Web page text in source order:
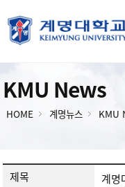
KMU News
HOME 계명뉴스 KMU
제목
계명